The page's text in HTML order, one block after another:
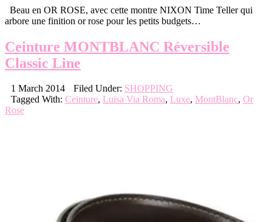
Beau en OR ROSE, avec cette montre NIXON Time Teller qui
arbore une finition or rose pour les petits budgets…
Ceinture MONTBLANC Réversible
Classic Line
1 March 2014 Filed Under: SHOPPING
Tagged With: Ceinture, Luisa Via Roma, Luxe, MontBlanc, Or
Rose